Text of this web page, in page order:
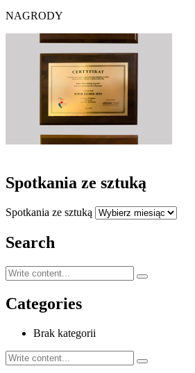
NAGRODY
Spotkania ze sztuką
Spotkania ze sztuką
Search
Categories
Brak kategorii